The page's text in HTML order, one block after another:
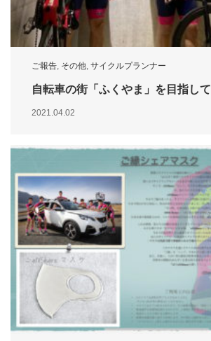
ご報告, その他, サイクルプランナー
自転車の街「ふくやま」を目指して
2021.04.02